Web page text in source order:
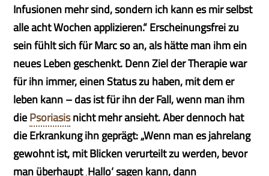
Infusionen mehr sind, sondern ich kann es mir selbst
alle acht Wochen applizieren.“ Erscheinungsfrei zu
sein fühlt sich für Marc so an, als hätte man ihm ein
neues Leben geschenkt. Denn Ziel der Therapie war
für ihn immer, einen Status zu haben, mit dem er
leben kann – das ist für ihn der Fall, wenn man ihm
diePsoriasisnicht mehr ansieht. Aber dennoch hat
die Erkrankung ihn geprägt: „Wenn man es jahrelang
gewohnt ist, mit Blicken verurteilt zu werden, bevor
man überhaupt ‚Hallo‘ sagen kann, dann